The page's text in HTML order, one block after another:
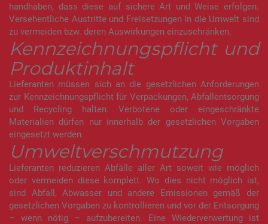
handhaben, dass diese auf sichere Art und Weise erfolgen.
Versehentliche Austritte und Freisetzungen in die Umwelt sind
zu vermeiden bzw. deren Auswirkungen einzuschränken.
Kennzeichnungspflicht und
Produktinhalt
Lieferanten müssen sich an die gesetzlichen Anforderungen
zur Kennzeichnungspflicht für Verpackungen, Abfallentsorgung
und Recycling halten. Verbotene oder eingeschränkte
Materialien dürfen nur innerhalb der gesetzlichen Vorgaben
eingesetzt werden.
Umweltverschmutzung
Lieferanten reduzieren Abfälle aller Art soweit wie möglich
oder vermeiden diese komplett. Wo dies nicht möglich ist,
sind Abfall, Abwasser und andere Emissionen gemäß der
gesetzlichen Vorgaben zu kontrollieren und vor der Entsorgung
– wenn nötig – aufzubereiten. Eine Wiederverwertung ist